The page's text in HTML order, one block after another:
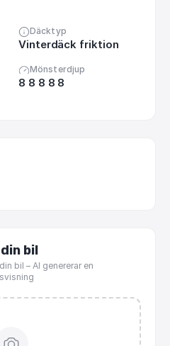
Däcktyp
Vinterdäck friktion
Mönsterdjup
8 8 8 8 8
bil
bil – AI genererar en